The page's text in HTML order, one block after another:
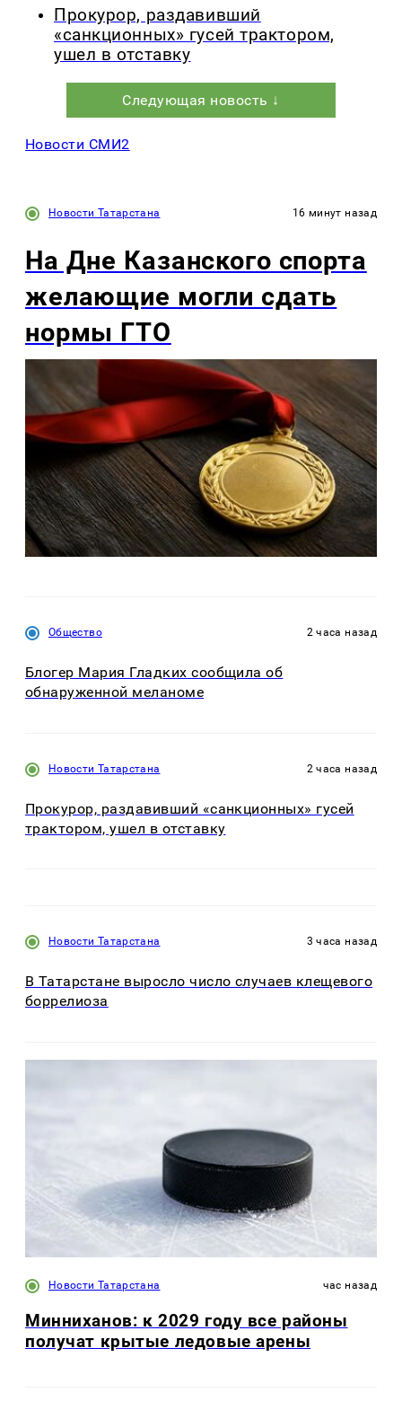
Прокурор, раздавивший
«санкционных» гусей трактором,
ушел в отставку
Следующая новость ↓
Новости СМИ2
Новости Татарстана 16 минут назад
На Дне Казанского спорта
желающие могли сдать
нормы ГТО
Общество 2 часа назад
Блогер Мария Гладких сообщила об
обнаруженной меланоме
Новости Татарстана 2 часа назад
Прокурор, раздавивший «санкционных» гусей
трактором, ушел в отставку
Новости Татарстана 3 часа назад
В Татарстане выросло число случаев клещевого
боррелиоза
Новости Татарстана час назад
Минниханов: к 2029 году все районы
получат крытые ледовые арены